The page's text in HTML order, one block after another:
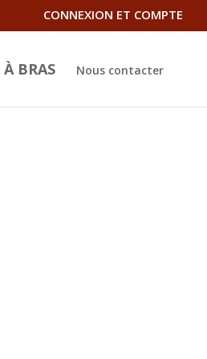
CONNEXION ET COMPTE
BRAS Nous contacter